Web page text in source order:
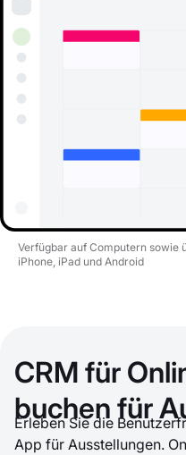
Verfügbar auf Computern sowie
iPhone, iPad und Android
CRM für
buchen für
Erleben Sie die
App für Ausstellungen.